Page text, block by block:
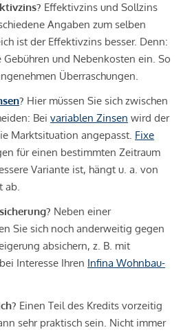
Effektivzins und Sollzins
Angaben zum selben
ist der Effektivzins besser. Denn:
und Nebenkosten ein. So
Überraschungen.
? Hier müssen Sie sich zwischen
Bei variablen Zinsen wird der
Marktsituation angepasst. Fixe
für einen bestimmten Zeitraum
Variante ist, hängt u. a. von
ab.
Neben einer
Sie sich noch anderweitig gegen
absichern, z. B. mit
Interesse Ihren Infina Wohnbau-
Einen Teil des Kredits vorzeitig
sehr praktisch sein. Nicht immer